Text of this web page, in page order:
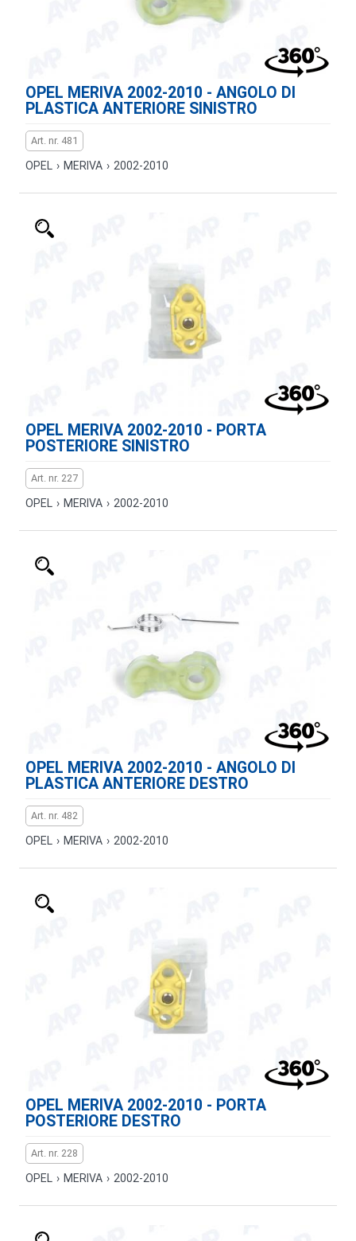
OPEL MERIVA 2002-2010 - ANGOLO DI
PLASTICA ANTERIORE SINISTRO
Art. nr. 481
OPEL › MERIVA › 2002-2010
OPEL MERIVA 2002-2010 - PORTA
POSTERIORE SINISTRO
Art. nr. 227
OPEL › MERIVA › 2002-2010
OPEL MERIVA 2002-2010 - ANGOLO DI
PLASTICA ANTERIORE DESTRO
Art. nr. 482
OPEL › MERIVA › 2002-2010
OPEL MERIVA 2002-2010 - PORTA
POSTERIORE DESTRO
Art. nr. 228
OPEL › MERIVA › 2002-2010